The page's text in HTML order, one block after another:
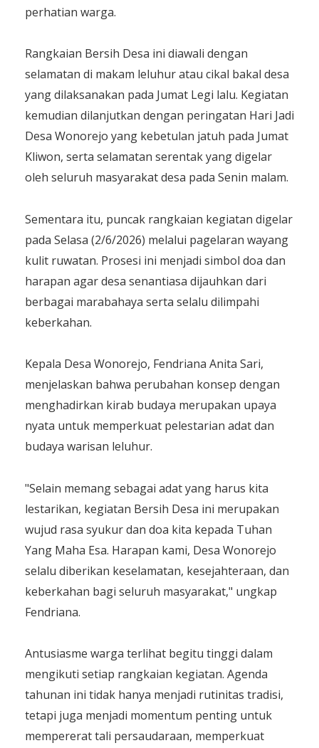
perhatian warga.
​Rangkaian Bersih Desa ini diawali dengan
selamatan di makam leluhur atau cikal bakal desa
yang dilaksanakan pada Jumat Legi lalu. Kegiatan
kemudian dilanjutkan dengan peringatan Hari Jadi
Desa Wonorejo yang kebetulan jatuh pada Jumat
Kliwon, serta selamatan serentak yang digelar
oleh seluruh masyarakat desa pada Senin malam.
​Sementara itu, puncak rangkaian kegiatan digelar
pada Selasa (2/6/2026) melalui pagelaran wayang
kulit ruwatan. Prosesi ini menjadi simbol doa dan
harapan agar desa senantiasa dijauhkan dari
berbagai marabahaya serta selalu dilimpahi
keberkahan.
​Kepala Desa Wonorejo, Fendriana Anita Sari,
menjelaskan bahwa perubahan konsep dengan
menghadirkan kirab budaya merupakan upaya
nyata untuk memperkuat pelestarian adat dan
budaya warisan leluhur.
​"Selain memang sebagai adat yang harus kita
lestarikan, kegiatan Bersih Desa ini merupakan
wujud rasa syukur dan doa kita kepada Tuhan
Yang Maha Esa. Harapan kami, Desa Wonorejo
selalu diberikan keselamatan, kesejahteraan, dan
keberkahan bagi seluruh masyarakat," ungkap
Fendriana.
​Antusiasme warga terlihat begitu tinggi dalam
mengikuti setiap rangkaian kegiatan. Agenda
tahunan ini tidak hanya menjadi rutinitas tradisi,
tetapi juga menjadi momentum penting untuk
mempererat tali persaudaraan, memperkuat